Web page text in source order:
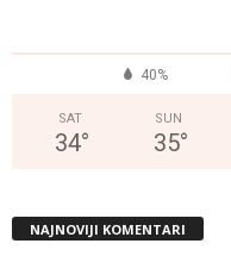
40%
SAT
34°
SUN
35°
NAJNOVIJI KOMENTARI